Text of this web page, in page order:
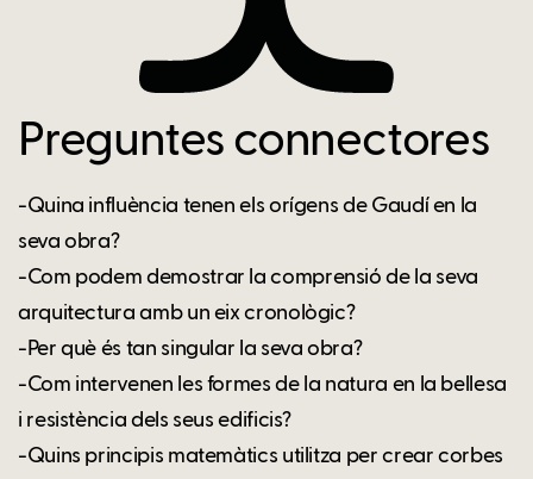
Preguntes connectores
-Quina influència tenen els orígens de Gaudí en la
seva obra?
-Com podem demostrar la comprensió de la seva
arquitectura amb un eix cronològic?
-Per què és tan singular la seva obra?
-Com intervenen les formes de la natura en la bellesa
i resistència dels seus edificis?
-Quins principis matemàtics utilitza per crear corbes